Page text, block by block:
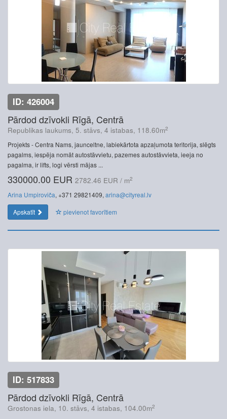
ID: 426004
Pārdod dzīvokli Rīgā, Centrā
Republikas laukums, 5. stāvs, 4 istabas, 118.60m2
Projekts - Centra Nams, jaunceltne, labiekārtota apzaļumota teritorija, slēgts
pagalms, iespēja nomāt autostāvvietu, pazemes autostāvvieta, ieeja no
pagalma, ir lifts, logi vērsti mājas ...
330000.00 EUR 2782.46 EUR / m2
Arina Umpiroviča, +371 29821409, arina@cityreal.lv
Apskatīt
pievienot favorītiem
ID: 517833
Pārdod dzīvokli Rīgā, Centrā
Grostonas iela, 10. stāvs, 4 istabas, 104.00m2